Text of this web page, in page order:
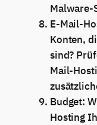
Malware-
E-Mail-
Konten,
sind?
Mail-
Budget:
Hosting